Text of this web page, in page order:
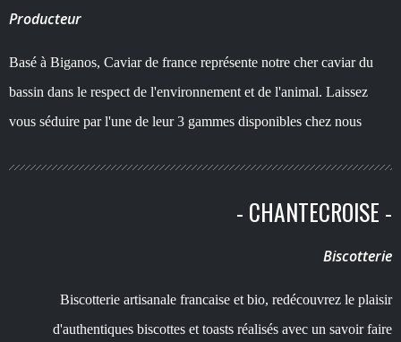
Producteur
Basé à Biganos, Caviar de france représente notre cher caviar du
bassin dans le respect de l'environnement et de l'animal. Laissez
vous séduire par l'une de leur 3 gammes disponibles chez nous
- CHANTECROISE -
Biscotterie
Biscotterie artisanale francaise et bio, redécouvrez le plaisir
d'authentiques biscottes et toasts réalisés avec un savoir faire